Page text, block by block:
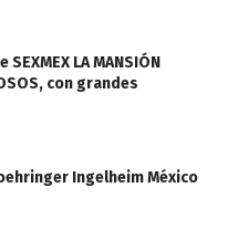
LA MANSIÓN
con grandes
Ingelheim México